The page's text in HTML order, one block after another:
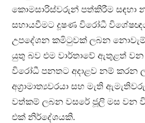
කොමසාරිස්වරුන් පත්කිරීම සඳහා
සහායවීමට දූෂණ විරෝධී
උපදේශන කමිටුවක් ලබන
යුතු බව එම වාර්තාවේ ඇතුළත්
විරෝධී පනතට අදාළව නම් කරන
අග්‍රාමාත්‍යවරයා සහ මැති
වත්කම් ලබන වසරේ ජූලි මස වන
එක් නිර්දේශයකි.